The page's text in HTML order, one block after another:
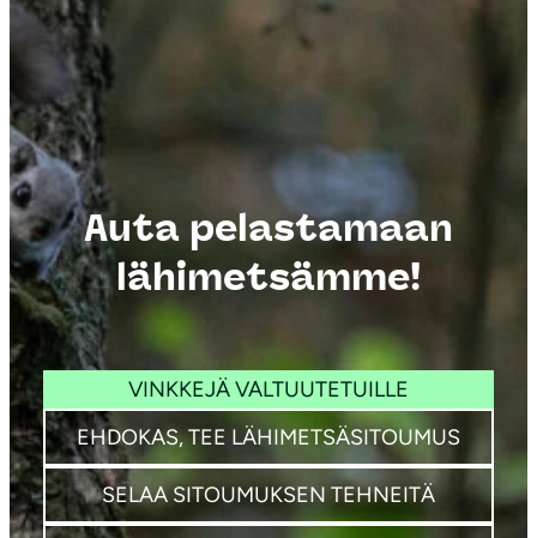
Auta pelastamaan
lähimetsämme!
VINKKEJÄ VALTUUTETUILLE
EHDOKAS, TEE LÄHIMETSÄSITOUMUS
SELAA SITOUMUKSEN TEHNEITÄ